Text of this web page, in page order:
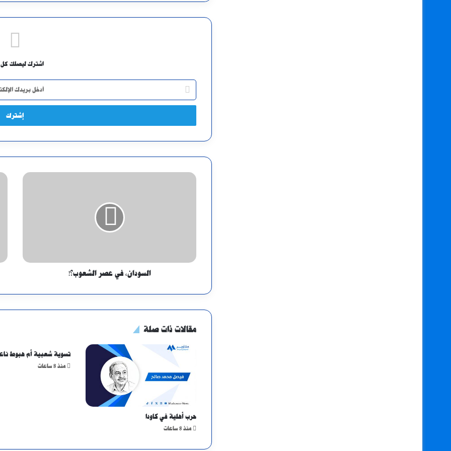
اشترك ليصلك كل
أدخل
بريدك
الإلكتروني
السودان، في عصر الشعوب؟!
مقالات ذات صلة
حرب أهلية في كاودا
منذ 8 ساعات
تسوية شعبية أم هبوط
منذ 8 ساعات